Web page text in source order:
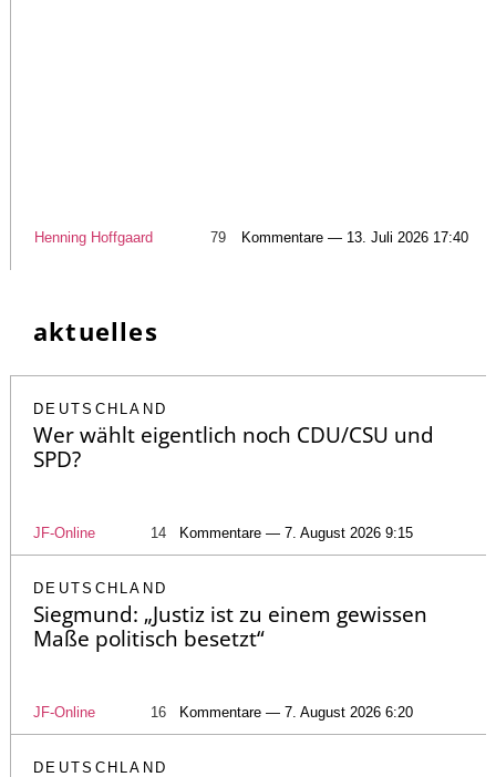
Henning Hoffgaard 79 Kommentare — 13. Juli 2026 17:40
aktuelles
DEUTSCHLAND
Wer wählt eigentlich noch CDU/CSU und
SPD?
JF-Online 14 Kommentare — 7. August 2026 9:15
DEUTSCHLAND
Siegmund: „Justiz ist zu einem gewissen
Maße politisch besetzt“
JF-Online 16 Kommentare — 7. August 2026 6:20
DEUTSCHLAND